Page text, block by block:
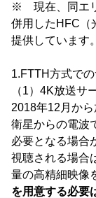
※ 現在、同エリ
併用したHFC（
提供しています。
1.FTTH方式で
（1）4K放送サ
2018年12月か
衛星からの電波
必要となる場合
視聴される場合
量の高精細映像
を用意する必要